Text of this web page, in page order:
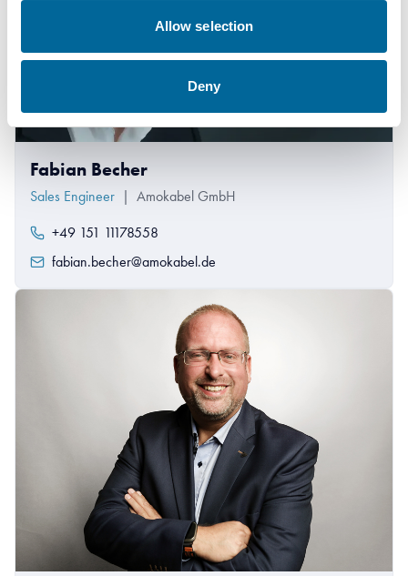
Allow selection
Deny
Fabian Becher
Sales Engineer | Amokabel GmbH
+49 151 11178558
fabian.becher@amokabel.de